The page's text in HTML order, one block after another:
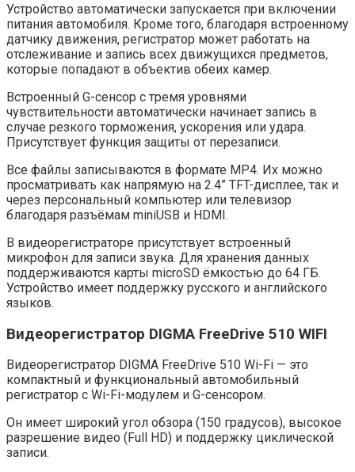
Устройство автоматически запускается при включении
питания автомобиля. Кроме того, благодаря встроенному
датчику движения, регистратор может работать на
отслеживание и запись всех движущихся предметов,
которые попадают в объектив обеих камер.
Встроенный G-сенсор с тремя уровнями
чувствительности автоматически начинает запись в
случае резкого торможения, ускорения или удара.
Присутствует функция защиты от перезаписи.
Все файлы записываются в формате MP4. Их можно
просматривать как напрямую на 2.4” TFT-дисплее, так и
через персональный компьютер или телевизор
благодаря разъёмам miniUSB и HDMI.
В видеорегистраторе присутствует встроенный
микрофон для записи звука. Для хранения данных
поддерживаются карты microSD ёмкостью до 64 ГБ.
Устройство имеет поддержку русского и английского
языков.
Видеорегистратор DIGMA FreeDrive 510 WIFI
Видеорегистратор DIGMA FreeDrive 510 Wi-Fi — это
компактный и функциональный автомобильный
регистратор с Wi-Fi-модулем и G-сенсором.
Он имеет широкий угол обзора (150 градусов), высокое
разрешение видео (Full HD) и поддержку циклической
записи.